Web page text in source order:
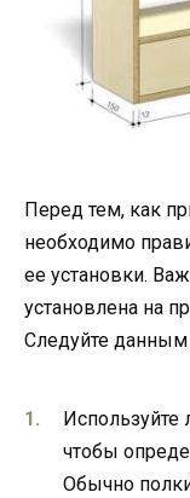
Перед тем, как
необходимо
ее установки.
установлена на
Следуйте данным
Используйте
чтобы
Обычно